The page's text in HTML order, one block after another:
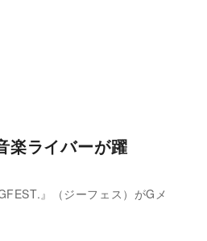
楽ライバーが躍
』（ジーフェス）がGメ